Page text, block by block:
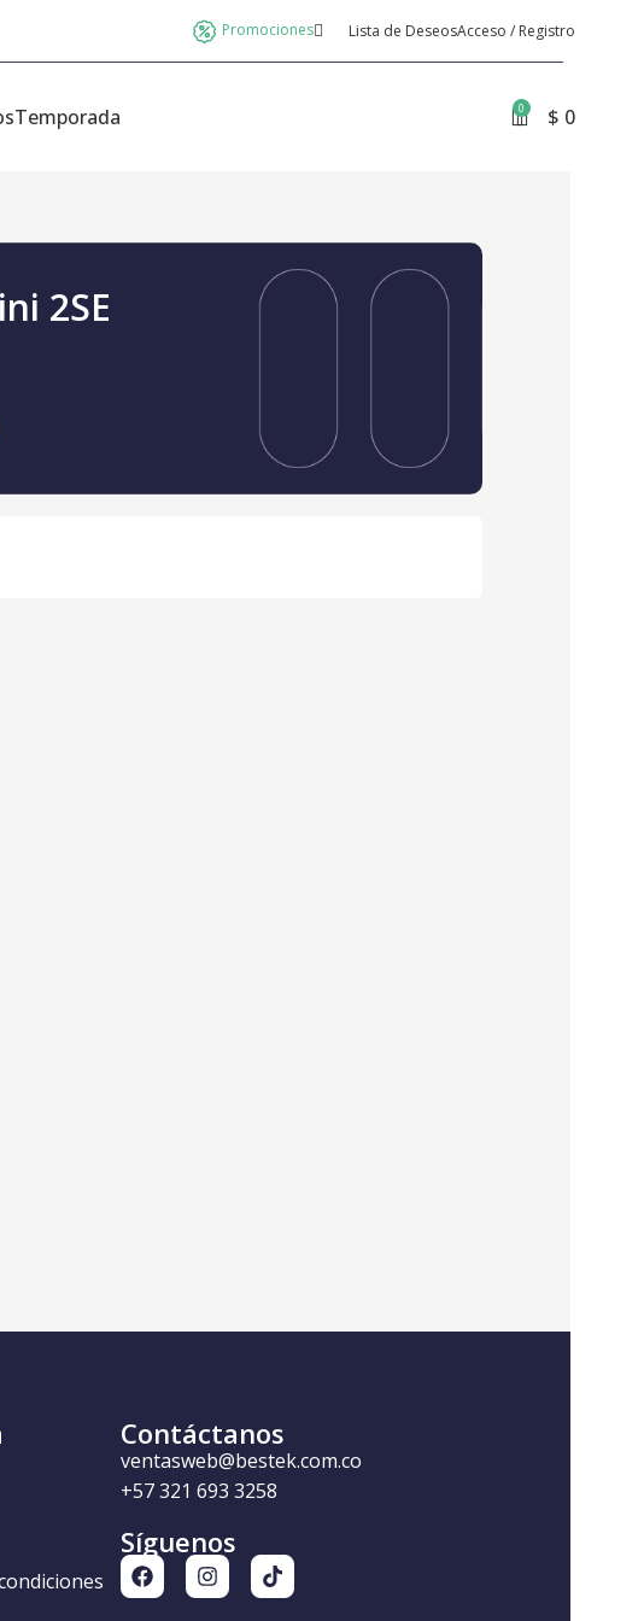
Promociones Lista de DeseosAcceso / Registro
Temporada 0 $ 0
2SE
Contáctanos
ventasweb@bestek.com.co
+57 321 693 3258
Síguenos